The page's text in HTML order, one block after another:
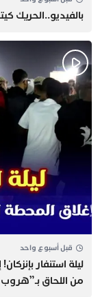
بالفيديو..الحريك
قبل أسبوع واحد
​ليلة استنفار
من اللحاق